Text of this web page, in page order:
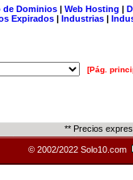
de Dominios| Web Hosting |
Expirados | Industrias |
[Pág.
** Precios
© 2002/2022 Solo10.com